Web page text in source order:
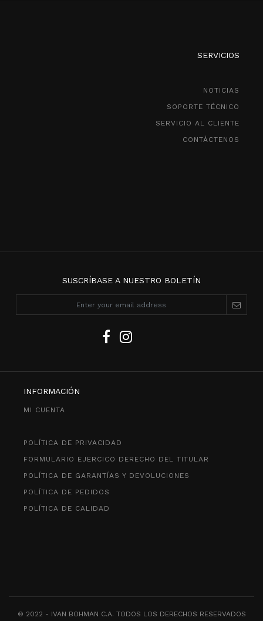
SERVICIOS
NOTICIAS
SOPORTE TÉCNICO
SERVICIO AL CLIENTE
CONTÁCTENOS
SUSCRÍBASE A NUESTRO BOLETÍN
INFORMACIÓN
MI CUENTA
POLÍTICA DE PRIVACIDAD
FORMULARIO EJERCICO DERECHO DEL TITULAR
POLÍTICA DE GARANTÍAS Y DEVOLUCIONES
POLÍTICA DE PEDIDOS
POLÍTICA DE CALIDAD
© 2022 - IVAN BOHMAN C.A. TODOS LOS DERECHOS RESERVADOS